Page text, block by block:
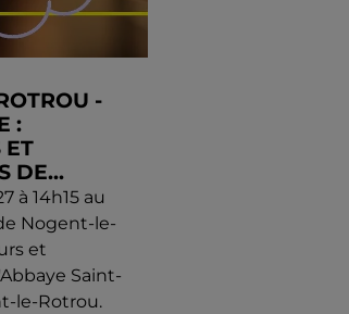
-
:
ET
DE...
à 14h15 au
Nogent-le-
et
Saint-
le-Rotrou.